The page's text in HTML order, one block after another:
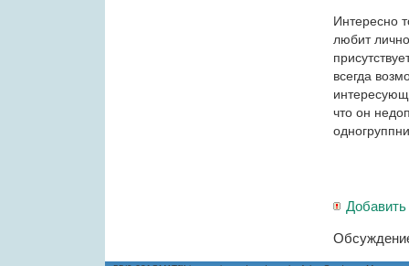
Интересно
любит
всегда
что он